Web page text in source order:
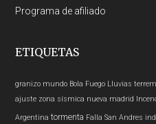
Programa de afiliado
ETIQUETAS
granizo mundo Bola Fuego Lluvias
ajuste zona sísmica nueva madrid
Argentina tormenta Falla San Andres